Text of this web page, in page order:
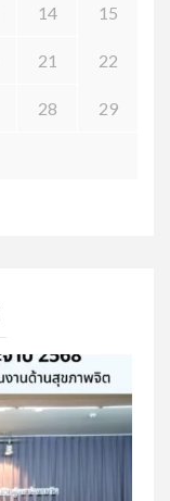
14 15
21 22
28 29